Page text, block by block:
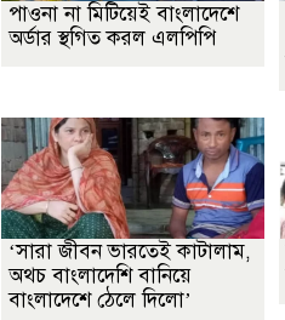
পাওনা না মিটিয়েই বাংলাদেশে
অর্ডার স্থগিত করল এলপিপি
‘সারা জীবন ভারতেই কাটালাম,
অথচ বাংলাদেশি বানিয়ে
বাংলাদেশে ঠেলে দিলো’